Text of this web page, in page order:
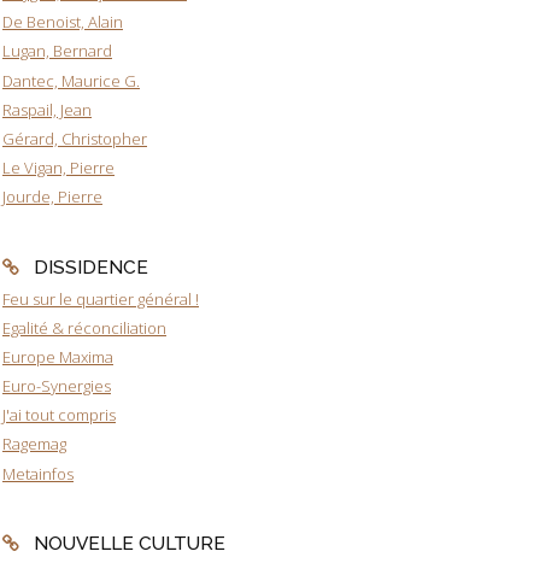
De Benoist, Alain
Lugan, Bernard
Dantec, Maurice G.
Raspail, Jean
Gérard, Christopher
Le Vigan, Pierre
Jourde, Pierre
DISSIDENCE
Feu sur le quartier général !
Egalité & réconciliation
Europe Maxima
Euro-Synergies
J'ai tout compris
Ragemag
Metainfos
NOUVELLE CULTURE